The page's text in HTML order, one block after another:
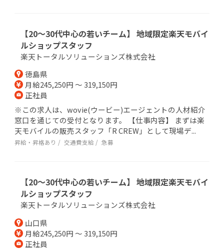
【20～30代中心の若いチーム】 地域限定楽天モバイ
ルショップスタッフ
楽天トータルソリューションズ株式会社
徳島県
月給245,250円 ～ 319,150円
正社員
※この求人は、wovie(ウービー)エージェントの人材紹介
窓口を通じての受付となります。 【仕事内容】 まずは楽
天モバイルの販売スタッフ「R CREW」として現場デ...
昇給・昇格あり 交通費支給 急募
【20～30代中心の若いチーム】 地域限定楽天モバイ
ルショップスタッフ
楽天トータルソリューションズ株式会社
山口県
月給245,250円 ～ 319,150円
正社員